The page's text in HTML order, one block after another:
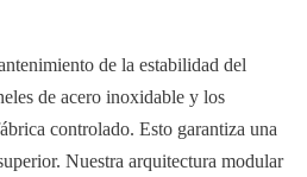
de la estabilidad del
de acero inoxidable y los
controlado. Esto garantiza una
Nuestra arquitectura modular